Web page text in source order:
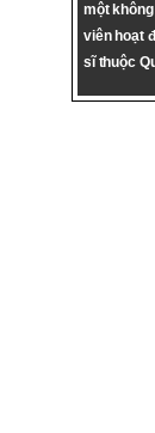
một
viên hoạt
sĩ thuộc